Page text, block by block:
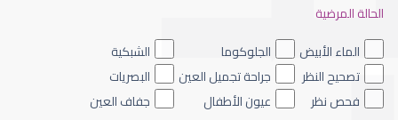
عيون الاطفال الملونه
الحالة المرضية
الماء الأبيض
الجلوكوما
الشبكية
تصحيح النظر
جراحة تجميل العين
البصريات
فحص نظر
عيون الأطفال جفاف العين